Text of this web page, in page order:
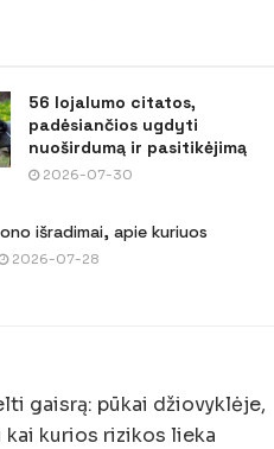
56 lojalumo citatos,
padėsiančios ugdyti
nuoširdumą ir pasitikėjimą
2026-07-30
išradimai, apie kuriuos
2026-07-28
gaisrą: pūkai džiovyklėje,
kai kurios rizikos lieka